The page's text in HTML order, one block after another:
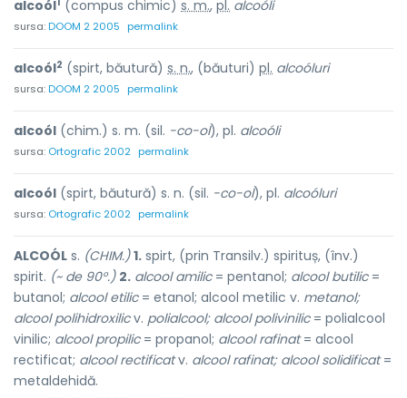
alcoól (compus chimic) s. m., pl. alcoóli
sursa:DOOM 2 2005 permalink
alcoól2 (spirt, băutură) s. n., (băuturi) pl. alcoóluri
sursa:DOOM 2 2005 permalink
alcoól (chim.) s. m. (sil. -co-ol), pl. alcoóli
sursa: Ortografic 2002 permalink
alcoól (spirt, băutură) s. n. (sil. -co-ol), pl. alcoóluri
sursa: Ortografic 2002 permalink
ALCOÓL s. (CHIM.) 1. spirt, (prin Transilv.) spirituș, (înv.)
spirit. (~ de 90°.) 2. alcool amilic= pentanol; alcool butilic=
butanol; alcool etilic= etanol; alcool metilic v. metanol;
alcool polihidroxilicv. polialcool; alcool polivinilic= polialcool
vinilic; alcool propilic= propanol; alcool rafinat= alcool
rectificat; alcool rectificatv. alcool rafinat; alcool solidificat=
metaldehidă.